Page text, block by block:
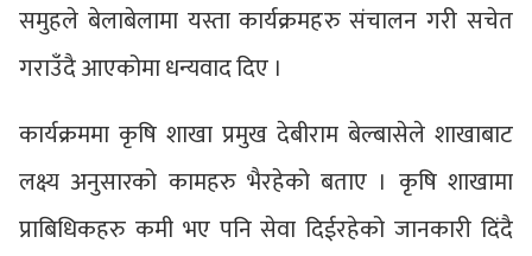
समुहले बेलाबेलामा यस्ता कार्यक्रमहरु संचालन गरी सचेत
गराउँदै आएकोमा धन्यवाद दिए ।
कार्यक्रममा कृषि शाखा प्रमुख देबीराम बेल्बासेले शाखाबाट
लक्ष्य अनुसारको कामहरु भैरहेको बताए । कृषि शाखामा
प्राबिधिकहरु कमी भए पनि सेवा दिईरहेको जानकारी दिंदै